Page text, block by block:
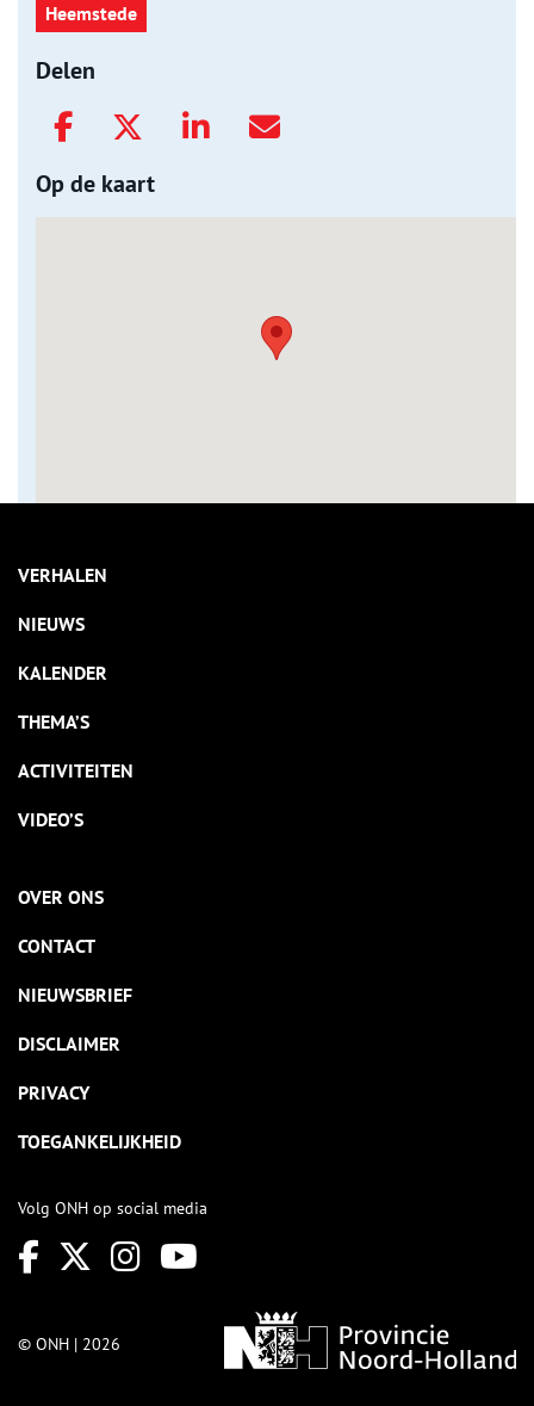
Heemstede
Delen
Op de kaart
VERHALEN
NIEUWS
KALENDER
THEMA’S
ACTIVITEITEN
VIDEO’S
OVER ONS
CONTACT
NIEUWSBRIEF
DISCLAIMER
PRIVACY
TOEGANKELIJKHEID
Volg ONH op social media
© ONH | 2026